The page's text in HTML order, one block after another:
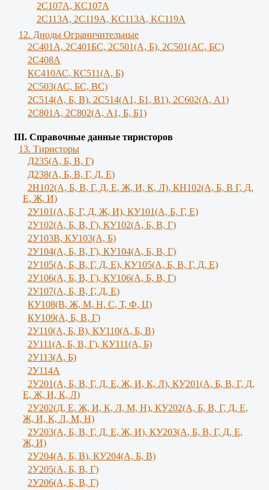
2C107A, КС107А
2С113А, 2С119А, KC113A, KC119A
12. Диоды Ограничительные
2С401А, 2С401БС, 2С501(А, Б), 2С501(АС, БС)
2С408А
КС410АС, КС511(А, Б)
2С503(АС, БС, ВС)
2С514(А, Б, В), 2С514(А1, Б1, В1), 2С602(А, А1)
2С801А, 2С802(А, А1, Б, Б1)
III. Справочные данные тиристоров
13. Тиристоры
Д235(А, Б, В, Г)
Д238(А, Б, В, Г, Д, Е)
2Н102(А, Б, В, Г, Д, Е, Ж, И, К, Л), КН102(А, Б, В Г, Д,
Е, Ж, И)
2У101(А, Б, Г, Д, Ж, И), КУ101(А, Б, Г, Е)
2У102(А, Б, В, Г), КУ102(А, Б, В, Г)
2У103В, КУ103(А, Б)
2У104(А, Б, В, Г), КУ104(А, Б, В, Г)
2У105(А, Б, В, Г, Д, Е), КУ105(А, Б, В, Г, Д, Е)
2У106(А, Б, В, Г), КУ106(А, Б, В, Г)
2У107(А, Б, В, Г, Д, Е)
КУ108(В, Ж, М, Н, С, Т, Ф, Ц)
КУ109(А, Б, В, Г)
2У110(А, Б, В), КУ110(А, Б, В)
2У111(А, Б, В, Г), КУ111(А, Б)
2У113(А, Б)
2У114А
2У201(А, Б, В, Г, Д, Е, Ж, И, К, Л), КУ201(А, Б, В, Г, Д,
Е, Ж, И, К, Л)
2У202(Д, Е, Ж, И, К, Л, М, Н), КУ202(А, Б, В, Г, Д, Е,
Ж, И, К, Л, М, Н)
2У203(А, Б, В, Г, Д, Е, Ж, И), КУ203(А, Б, В, Г, Д, Е,
Ж, И)
2У204(А, Б, В), КУ204(А, Б, В)
2У205(А, Б, В, Г)
2У206(А, Б, В, Г)